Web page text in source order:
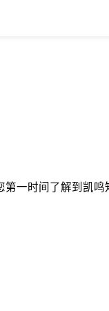
一时间了解到凯